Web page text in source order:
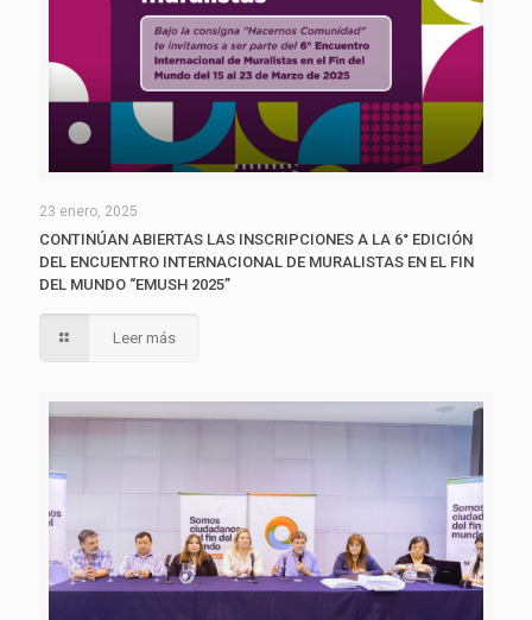
23 enero, 2025
CONTINÚAN ABIERTAS LAS INSCRIPCIONES A LA 6° EDICIÓN
DEL ENCUENTRO INTERNACIONAL DE MURALISTAS EN EL FIN
DEL MUNDO “EMUSH 2025”
Leer más